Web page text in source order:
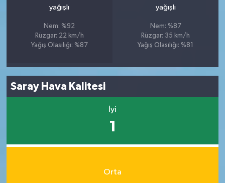
yağışlı
Nem: %92
Rüzgar: 22 km/h
Yağış Olasılığı: %87
yağışlı
Nem: %87
Rüzgar: 35 km/h
Yağış Olasılığı: %81
Saray Hava Kalitesi
İyi
1
Orta